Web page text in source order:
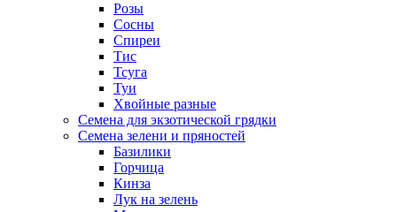
Розы
Сосны
Спиреи
Тис
Тсуга
Туи
Хвойные разные
Семена для экзотической грядки
Семена зелени и пряностей
Базилики
Горчица
Кинза
Лук на зелень